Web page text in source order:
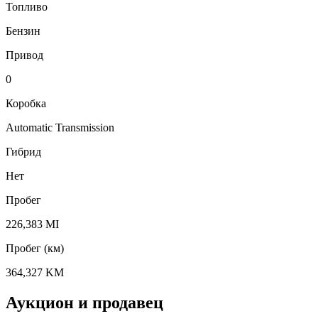
Топливо
Бензин
Привод
0
Коробка
Automatic Transmission
Гибрид
Нет
Пробег
226,383 MI
Пробег (км)
364,327 KM
Аукцион и продавец